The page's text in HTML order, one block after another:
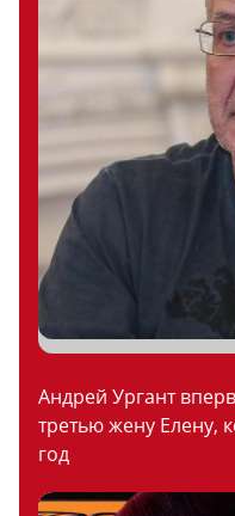
Андрей Ургант
третью жену Елену,
год